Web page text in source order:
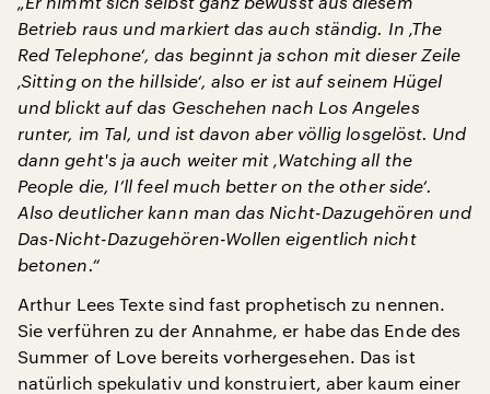
Betrieb raus und markiert das auch ständig. In ‚The
Red Telephone‘, das beginnt ja schon mit dieser Zeile
‚Sitting on the hillside‘, also er ist auf seinem Hügel
und blickt auf das Geschehen nach Los Angeles
runter, im Tal, und ist davon aber völlig losgelöst. Und
dann geht's ja auch weiter mit ‚Watching all the
People die, I’ll feel much better on the other side‘.
Also deutlicher kann man das Nicht-Dazugehören und
Das-Nicht-Dazugehören-Wollen eigentlich nicht
betonen.“
Arthur Lees Texte sind fast prophetisch zu nennen.
Sie verführen zu der Annahme, er habe das Ende des
Summer of Love bereits vorhergesehen. Das ist
natürlich spekulativ und konstruiert, aber kaum einer